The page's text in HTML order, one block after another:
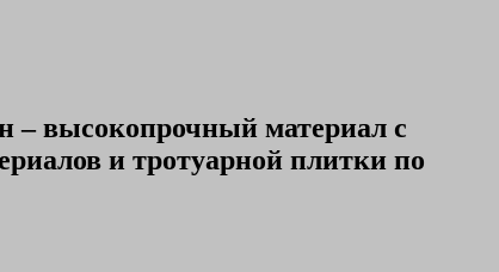
– высокопрочный материал с
и тротуарной плитки по